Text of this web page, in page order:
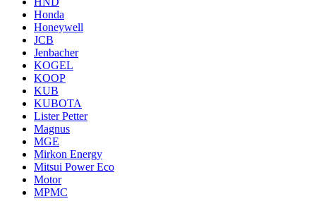
Honda
Honeywell
JCB
Jenbacher
KOGEL
KOOP
KUB
KUBOTA
Lister Petter
Magnus
MGE
Mirkon Energy
Mitsui Power Eco
Motor
MPMC